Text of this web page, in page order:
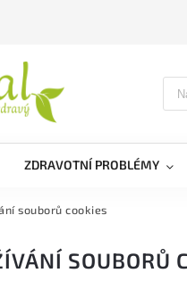
ZDRAVOTNÍ PROBLÉMY
souborů cookies
SOUBORŮ